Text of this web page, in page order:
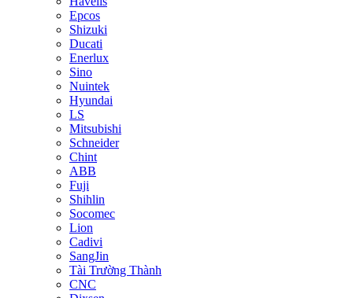
Epcos
Shizuki
Ducati
Enerlux
Sino
Nuintek
Hyundai
LS
Mitsubishi
Schneider
Chint
ABB
Fuji
Shihlin
Socomec
Lion
Cadivi
SangJin
Tài Trường Thành
CNC